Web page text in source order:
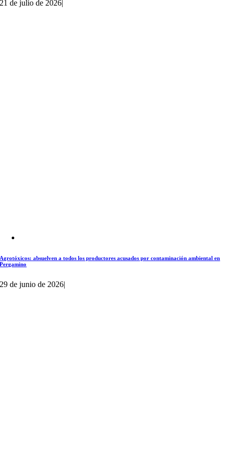
21 de julio de 2026
Agrotóxicos: absuelven a todos los productores acusados por contaminación ambiental en
Pergamino
29 de junio de 2026|